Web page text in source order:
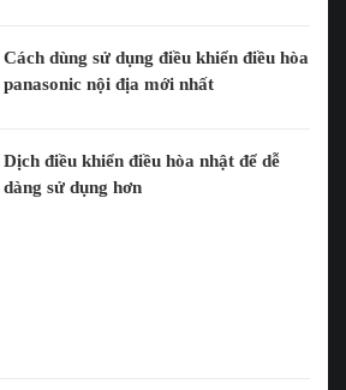
Cách dùng sử dụng điều khiển điều hòa
panasonic nội địa mới nhất
Dịch điều khiển điều hòa nhật để dễ
dàng sử dụng hơn